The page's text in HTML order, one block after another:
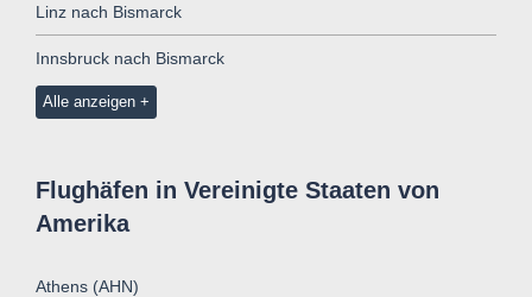
Linz nach Bismarck
Innsbruck nach Bismarck
Alle anzeigen
Flughäfen in Vereinigte Staaten von
Amerika
Athens (AHN)